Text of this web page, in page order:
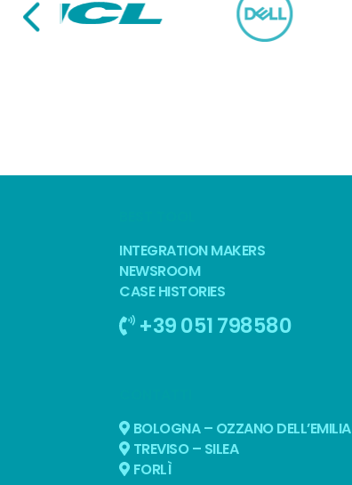
INTEGRATION MAKERS
NEWSROOM
CASE HISTORIES
+39 051 798580
BOLOGNA – OZZANO DELL’EMILIA
TREVISO – SILEA
FORLÌ